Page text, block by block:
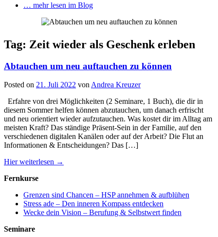
… mehr lesen im Blog
Tag: Zeit wieder als Geschenk erleben
Abtauchen um neu auftauchen zu können
Posted on 21. Juli 2022 von Andrea Kreuzer
Erfahre von drei Möglichkeiten (2 Seminare, 1 Buch), die dir in
diesem Sommer helfen können abzutauchen, um danach erfrischt
und neu orientiert wieder aufzutauchen. Was kostet dir im Alltag am
meisten Kraft? Das ständige Präsent-Sein in der Familie, auf den
verschiedenen digitalen Kanälen oder auf der Arbeit? Die Flut an
Informationen & Entscheidungen? Das […]
Hier weiterlesen →
Fernkurse
Grenzen sind Chancen – HSP annehmen & aufblühen
Stress ade – Den inneren Kompass entdecken
Wecke dein Vision – Berufung & Selbstwert finden
Seminare